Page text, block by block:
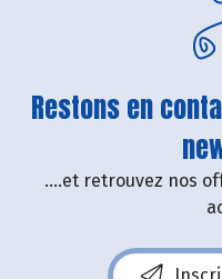
Restons en
....et retrouvez nos